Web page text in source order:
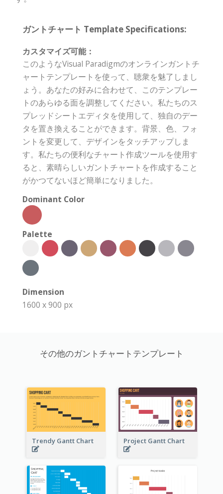
ガントチャート Template Specifications:
カスタマイズ可能：
このようなVisual Paradigmのオンラインガントチ
ャートテンプレートを使って、聴衆を魅了しまし
ょう。あなたの好みに合わせて、このテンプレー
トのあらゆる面を調整してください。私たちのス
プレッドシートエディタを使用して、独自のデー
タを置き換えることができます。背景、色、フォ
ントを変更して、デザインをタッチアップしま
す。私たちの便利なチャート作成ツールを使用す
ると、素晴らしいガントチャートを作成すること
がかつてないほど簡単になりました。
Dominant Color
Palette
Dimension
1600 x 900 px
その他のガントチャートテンプレート
Trendy Gantt Chart Project Gantt Chart